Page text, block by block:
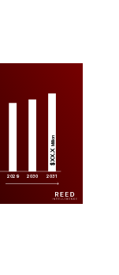
2029 2030 2031
$XX.X
Million